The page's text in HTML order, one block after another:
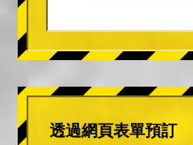
透過網頁表單預訂